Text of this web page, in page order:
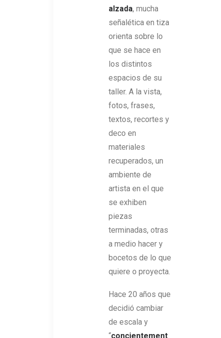
alzada, mucha
señalética en tiza
orienta sobre lo
que se hace en
los distintos
espacios de su
taller. A la vista,
fotos, frases,
textos, recortes y
deco en
materiales
recuperados, un
ambiente de
artista en el que
se exhiben
piezas
terminadas, otras
a medio hacer y
bocetos de lo que
quiere o proyecta.
Hace 20 años que
decidió cambiar
de escala y
“concientement